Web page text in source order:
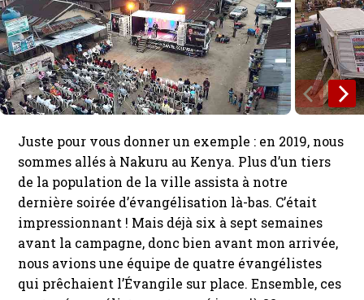
Juste pour vous donner un exemple : en 2019, nous
sommes allés à Nakuru au Kenya. Plus d’un tiers
de la population de la ville assista à notre
dernière soirée d’évangélisation là-bas. C’était
impressionnant ! Mais déjà six à sept semaines
avant la campagne, donc bien avant mon arrivée,
nous avions une équipe de quatre évangélistes
qui prêchaient l’Évangile sur place. Ensemble, ces